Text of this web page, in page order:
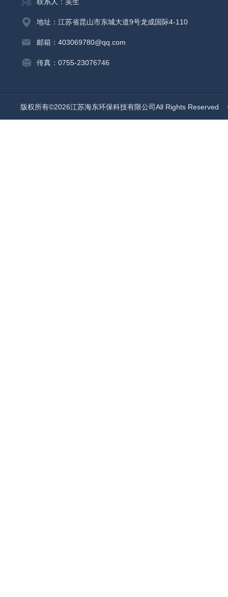
地址：江苏省昆山市东城大道9号龙成国际4-110
邮箱：403069780@qq.com
传真：0755-23076746
版权所有©2026江苏海东环保科技有限公司All Rights Reserved